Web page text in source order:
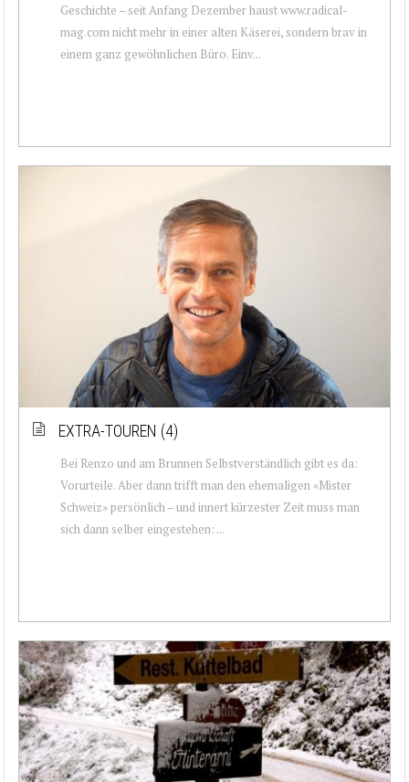
Geschichte – seit Anfang Dezember haust www.radical-
mag.com nicht mehr in einer alten Käserei, sondern brav in
einem ganz gewöhnlichen Büro. Einv...
EXTRA-TOUREN (4)
Bei Renzo und am Brunnen Selbstverständlich gibt es da:
Vorurteile. Aber dann trifft man den ehemaligen «Mister
Schweiz» persönlich – und innert kürzester Zeit muss man
sich dann selber eingestehen: ...